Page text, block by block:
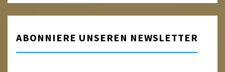
ABONNIERE UNSEREN NEWSLETTER